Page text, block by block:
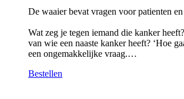
De waaier bevat vragen voor patienten en
Wat zeg je tegen iemand die kanker
van wie een naaste kanker heeft? ‘Hoe
een ongemakkelijke vraag.…
Bestellen